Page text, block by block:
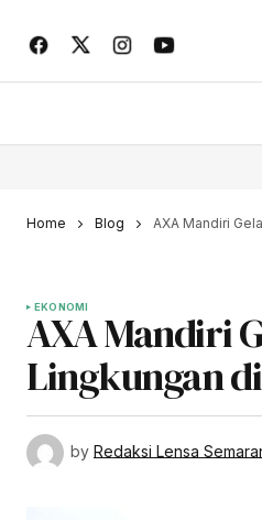
Home Blog AXA Mandiri
EKONOMI
AXA Mandiri
Lingkungan
by Redaksi Lensa